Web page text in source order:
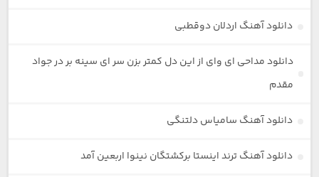
دانلود آهنگ اردلان دوقطبی
دانلود مداحی ای وای از این دل کمتر بزن سر ای سینه بر در جواد
مقدم
دانلود آهنگ سامیاس دلتنگی
دانلود آهنگ ترند اینستا برکشتگان نینوا اربعین آمد